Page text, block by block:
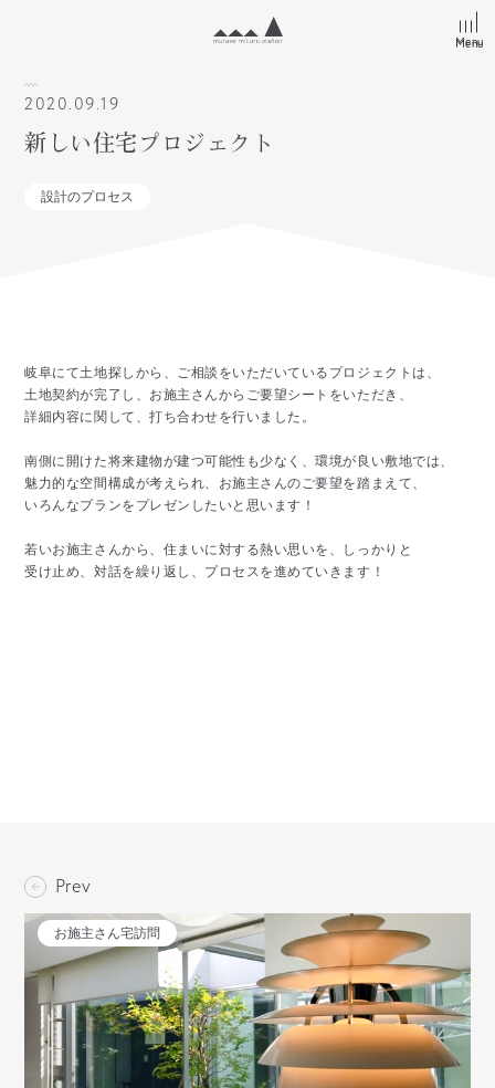
Menu
Menu
2020.09.19
新しい住宅プロジェクト
設計のプロセス
岐阜にて土地探しから、ご相談をいただいているプロジェクトは、
土地契約が完了し、お施主さんからご要望シートをいただき、
詳細内容に関して、打ち合わせを行いました。
南側に開けた将来建物が建つ可能性も少なく、環境が良い敷地では、
魅力的な空間構成が考えられ、お施主さんのご要望を踏まえて、
いろんなプランをプレゼンしたいと思います！
若いお施主さんから、住まいに対する熱い思いを、しっかりと
受け止め、対話を繰り返し、プロセスを進めていきます！
Prev
お施主さん宅訪問